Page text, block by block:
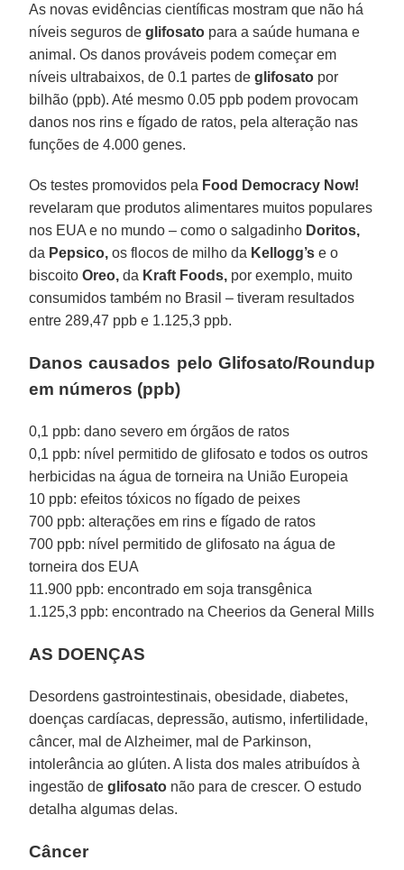
As novas evidências científicas mostram que não há
níveis seguros deglifosato para a saúde humana e
animal. Os danos prováveis podem começar em
níveis ultrabaixos, de 0.1 partes deglifosato por
bilhão (ppb). Até mesmo 0.05 ppb podem provocam
danos nos rins e fígado de ratos, pela alteração nas
funções de 4.000 genes.
Os testes promovidos pela Food Democracy Now!
revelaram que produtos alimentares muitos populares
nos EUA e no mundo – como o salgadinho Doritos,
da Pepsico, os flocos de milho da Kellogg’s e o
biscoitoOreo, da Kraft Foods, por exemplo, muito
consumidos também no Brasil – tiveram resultados
entre 289,47 ppb e 1.125,3 ppb.
Danos causados pelo Glifosato/Roundup
em números (ppb)
0,1 ppb: dano severo em órgãos de ratos
0,1 ppb: nível permitido de glifosato e todos os outros
herbicidas na água de torneira na União Europeia
10 ppb: efeitos tóxicos no fígado de peixes
700 ppb: alterações em rins e fígado de ratos
700 ppb: nível permitido de glifosato na água de
torneira dos EUA
11.900 ppb: encontrado em soja transgênica
1.125,3 ppb: encontrado na Cheerios da General Mills
AS DOENÇAS
Desordens gastrointestinais, obesidade, diabetes,
doenças cardíacas, depressão, autismo, infertilidade,
câncer, mal de Alzheimer, mal de Parkinson,
intolerância ao glúten. A lista dos males atribuídos à
ingestão deglifosato não para de crescer. O estudo
detalha algumas delas.
Câncer